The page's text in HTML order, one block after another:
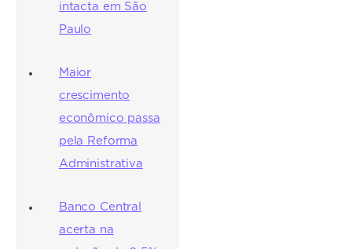
intacta em São
Paulo
Maior
crescimento
econômico passa
pela Reforma
Administrativa
Banco Central
acerta na